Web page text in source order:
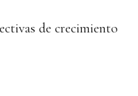
de crecimiento